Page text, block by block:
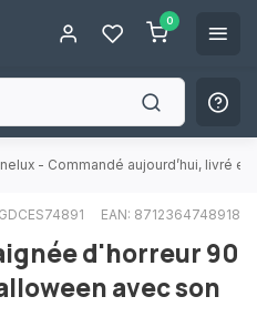
0
- Commandé aujourd’hui, livré
EAN: 8712364748918
d'horreur 90
avec son